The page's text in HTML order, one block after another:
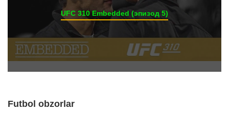
UFC 310 Embedded (эпизод 5)
Futbol obzorlar